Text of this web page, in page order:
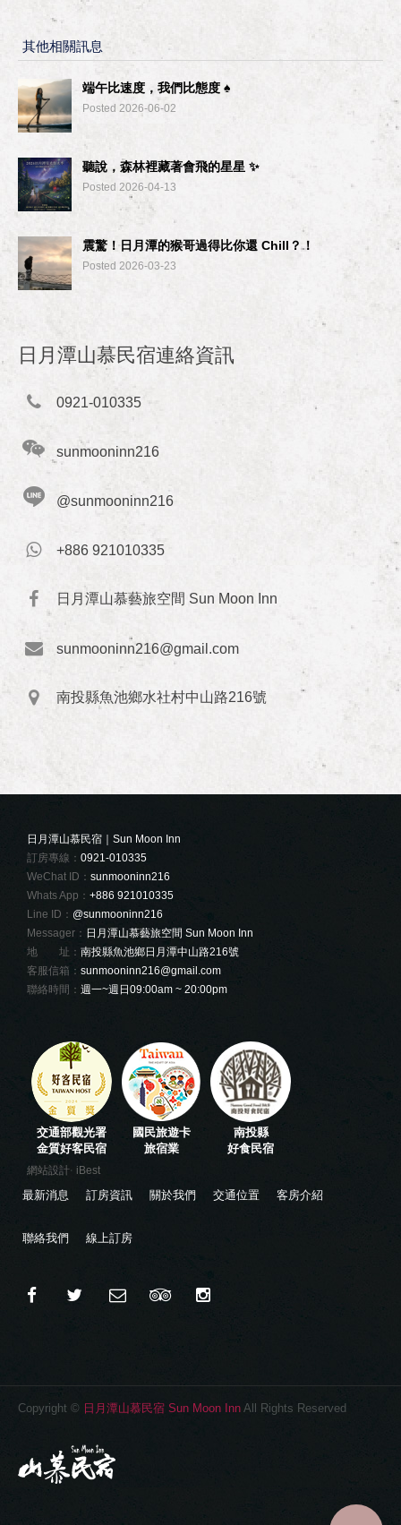
其他相關訊息
端午比速度，我們比態度 ♠︎
Posted 2026-06-02
聽說，森林裡藏著會飛的星星 ✨
Posted 2026-04-13
震驚！日月潭的猴哥過得比你還 Chill？！
Posted 2026-03-23
日月潭山慕民宿連絡資訊
0921-010335
sunmooninn216
@sunmooninn216
+886 921010335
日月潭山慕藝旅空間 Sun Moon Inn
sunmooninn216@gmail.com
南投縣魚池鄉水社村中山路216號
日月潭山慕民宿｜Sun Moon Inn
訂房專線： 0921-010335
WeChat ID： sunmooninn216
Whats App： +886 921010335
Line ID： @sunmooninn216
Messager： 日月潭山慕藝旅空間 Sun Moon Inn
地 址： 南投縣魚池鄉日月潭中山路216號
客服信箱： sunmooninn216@gmail.com
聯絡時間： 週一~週日09:00am ~ 20:00pm
交通部觀光署
金質好客民宿
國民旅遊卡
旅宿業
南投縣
好食民宿
網站設計‧ iBest
最新消息 訂房資訊 關於我們 交通位置 客房介紹
聯絡我們 線上訂房
Copyright © 日月潭山慕民宿 Sun Moon Inn All Rights Reserved